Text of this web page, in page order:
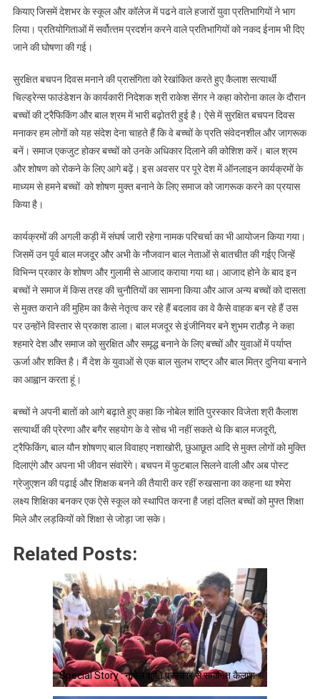
कियाए जिसमें देशभर के स्‍कूल और कॉलेज में पढने वाले हजारों युवा प्रतिभागियों ने भाग
लिया। प्रतियोगिताओं में सर्वोत्‍तम प्रदर्शन करने वाले प्रतिभागियों को नकद ईनाम भी दिए
जाने की घोषणा की गई।
सुरक्षित बचपन दिवस मनाने की प्रासंगिता को रेखांकित करते हुए कैलाश सत्‍यार्थी
चिल्‍ड्रेन्‍स फाउंडेशन के कार्यकारी निदेशक श्री राकेश सेंगर ने कहा कोरोना काल के दौरान
बच्‍चों की ट्रैफिकिंग और बाल श्रम में भारी बढ़ोतरी हुई है। ऐसे में सुरक्षित बचपन दिवस
मनाकर हम लोगों को यह संदेश देना चाहते हैं कि वे बच्‍चों के प्रति संवेदनशील और जागरूक
बनें। समाज एकजुट होकर बच्चों को उनके अधिकार दिलाने की कोशिश करें। बाल श्रम
और शोषण को रोकने के लिए आगे बढ़ें। इस अवसर पर पूरे देश में ऑनलाइन कार्यक्रमों के
माध्‍यम से हमने बच्चों को शोषण मुक्त बनाने के लिए समाज को जागरूक करने का प्रयास
किया है।
कार्यक्रमों की अगली कड़ी में संघर्ष जारी रहेगा नामक परिचर्चा का भी आयो‍जन किया गया।
जिसमें उन पूर्व बाल मजदूर और अभी के नौजवान बाल नेताओं से बातचीत की गईए जिन्‍हें
विभिन्‍न प्रकार के शोषण और गुलामी से आजाद कराया गया था। आजाद होने के बाद इन
बच्‍चों ने समाज में किस तरह की चुनौतियों का सामना किया और आज अन्‍य बच्चों को दासता
से मुक्‍त कराने की मुहिम का कैसे नेतृत्व कर रहे हैं बदलाव का वे कैसे वाहक बन रहे हैं उस
पर उन्‍होंने विस्‍तार से प्रकाश डाला। बाल मजदूर से इंजीनियर बने शुभम राठौड़ ने कहा
श्हमारे देश और समाज को सुरक्षित और समृद्ध बनाने के लिए बच्चों और युवाओं में पर्याप्त
ऊर्जा और शक्ति है। मैं देश के युवाओं से एक बाल सुलभ राष्ट्र और बाल मित्र दुनिया बनाने
का आह्वान करता हूं।
बच्‍चों ने अपनी बातों को आगे बढ़ाते हुए कहा कि नोबेल शांति पुरस्‍कार विजेता श्री कैलाश
सत्‍यार्थी की प्रेरणा और बगैर सहयोग के वे सोच भी नहीं सकते थे कि बाल मजदूरी,
ट्रैफिकिंग, बाल यौन शोषणए बाल विवाहए नशाखोरी, छुआछूत आदि से मुक्त लोगों को मुक्ति
दिलाएंगे और अपना भी जीवन संवारेंगे। बचपन में फुटबाल सिलने वाली और अब पोस्ट
ग्रेजुएशन की पढ़ाई और शिक्षक बनने की तैयारी कर रहीं रुखसाना का कहना था श्मेरा
लक्ष्य शिक्षिका बनकर एक ऐसे स्कूल को स्थापित करना है जहां दलित बच्चों को मुफ्त शिक्षा
मिले और लड़कियों को शिक्षा से जोड़ा जा सके।
Related Posts:
Special Story : नोबेल शांति पुरस्कार से समानित कैलाश…